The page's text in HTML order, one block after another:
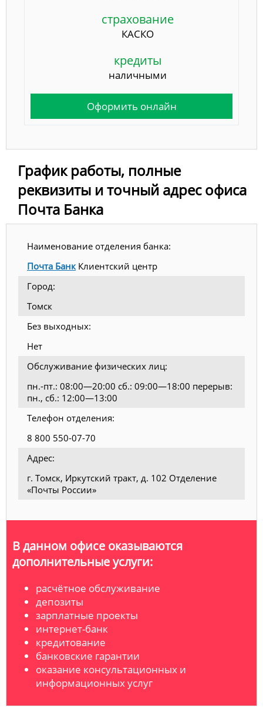
страхование
КАСКО
кредиты
наличными
Оформить онлайн
График работы, полные
реквизиты и точный адрес офиса
Почта Банка
Наименование отделения банка:
Почта БанкКлиентский центр
Город:
Томск
Без выходных:
Нет
Обслуживание физических лиц:
пн.-пт.: 08:00—20:00 сб.: 09:00—18:00 перерыв:
пн., сб.: 12:00—13:00
Телефон отделения:
8 800 550-07-70
Адрес:
г. Томск, Иркутский тракт, д. 102 Отделение
«Почты России»
В данном офисе оказываются
дополнительные услуги:
расчётное обслуживание
депозиты
зарплатные проекты
интернет-банк
кредитование
банковские гарантии
оказание консультационных и
информационных услуг